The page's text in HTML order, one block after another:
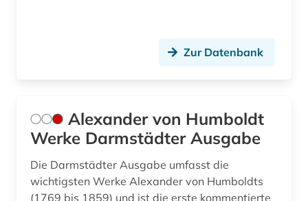
fischerei (1)
formeln (1)
forschung (4)
Zur Datenbank
Alexander von Humboldt
Werke Darmstädter Ausgabe
Die Darmstädter Ausgabe umfasst die
wichtigsten Werke Alexander von Humboldts
(1769 bis 1859) und ist die erste kommentierte